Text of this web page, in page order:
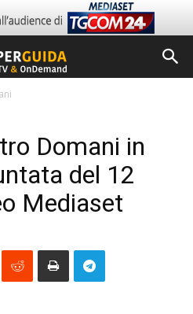
Domani in
del 12
Mediaset